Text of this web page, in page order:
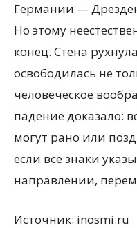
Германии —
Но этому
конец. Стена
освободилась не
человеческое
падение доказало:
могут рано или
если все знаки
направлении,
Источник: inosmi.ru